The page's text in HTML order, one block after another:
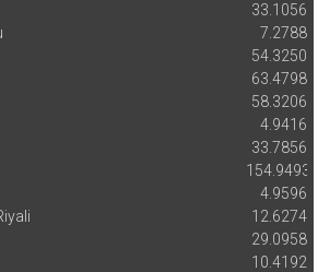
33.1056
7.2788
54.3250
63.4798
58.3206
4.9416
33.7856
154.9493
4.9596
12.6274
29.0958
10.4192